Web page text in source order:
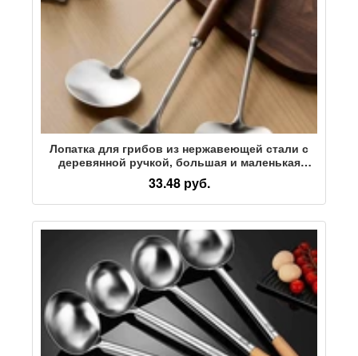
Лопатка для грибов из нержавеющей стали с
деревянной ручкой, большая и маленькая
бытовая кухонная нескользящая лопатка с
длинной ручкой, ложка для жарки, лопатка для
приготовления пищи на сковороде с
33.48 руб.